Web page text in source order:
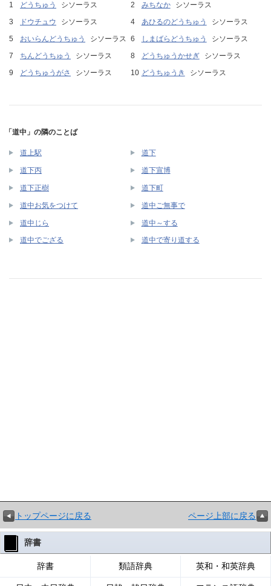
どうちゅう シソーラス みちなか
シソーラス
ドウチュウ
シソーラス あひるのどうちゅう
シソーラス
おいらんどうちゅう
シソーラス しまばらどうちゅう
シソーラス
ちんどうちゅう
シソーラス どうちゅうかせぎ
シソーラス
どうちゅうがさ
シソーラス どうちゅうき シソーラス
「道中」の隣のことば
道上駅 道下
道下丙 道下宣博
道下正樹 道下町
道中お気をつけて 道中ご無事で
道中じら 道中～する
道中でござる 道中で寄り道する
トップページに戻る ページ上部に戻る
辞書
辞書 類語辞典 英和・和英辞典